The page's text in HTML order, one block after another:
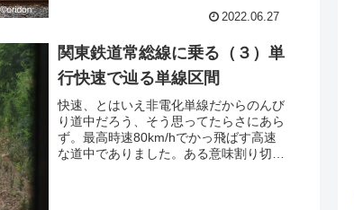
眺めたり。運転本数まばらでもジャンク
2022.06.27
関東鉄道常総線に乗る（３）単
行快速で辿る単線区間
快速、とはいえ非電化単線だからのんび
り道中だろう、そう思ってたらさにあら
ず。最高時速80km/hでかっ飛ばす高速
な道中でありました。ある意味割り切り